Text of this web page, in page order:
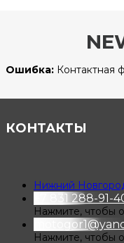
Ошибка: Контактная
КОНТАКТЫ
Нижний
+7 831 288-91-
Нажмите, чтобы
Нажмите, чтобы